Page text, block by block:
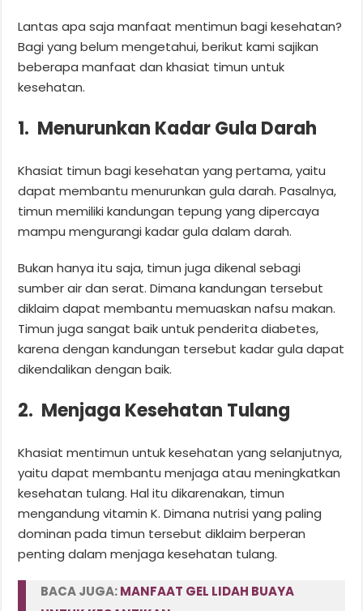
Lantas apa saja manfaat mentimun bagi kesehatan?
Bagi yang belum mengetahui, berikut kami sajikan
beberapa manfaat dan khasiat timun untuk
kesehatan.
1. Menurunkan Kadar Gula Darah
Khasiat timun bagi kesehatan yang pertama, yaitu
dapat membantu menurunkan gula darah. Pasalnya,
timun memiliki kandungan tepung yang dipercaya
mampu mengurangi kadar gula dalam darah.
Bukan hanya itu saja, timun juga dikenal sebagi
sumber air dan serat. Dimana kandungan tersebut
diklaim dapat membantu memuaskan nafsu makan.
Timun juga sangat baik untuk penderita diabetes,
karena dengan kandungan tersebut kadar gula dapat
dikendalikan dengan baik.
2. Menjaga Kesehatan Tulang
Khasiat mentimun untuk kesehatan yang selanjutnya,
yaitu dapat membantu menjaga atau meningkatkan
kesehatan tulang. Hal itu dikarenakan, timun
mengandung vitamin K. Dimana nutrisi yang paling
dominan pada timun tersebut diklaim berperan
penting dalam menjaga kesehatan tulang.
BACA JUGA:MANFAAT GEL LIDAH BUAYA